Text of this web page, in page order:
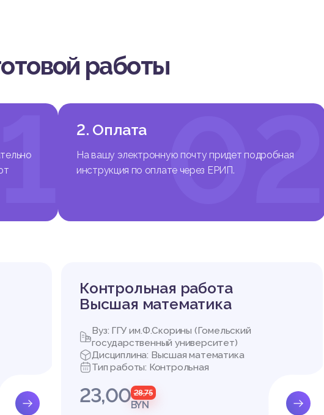
работы
2. Оплата
На вашу электронную почту придет подробная
инструкция по оплате через ЕРИП.
Контрольная работа
Высшая математика
Вуз: ГГУ им.Ф.Скорины (Гомельский
государственный университет)
Дисциплина: Высшая математика
Тип работы: Контрольная
23,00 28,75
BYN